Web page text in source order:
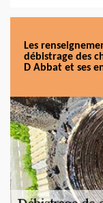
Les
débistrage des
D Abbat et ses